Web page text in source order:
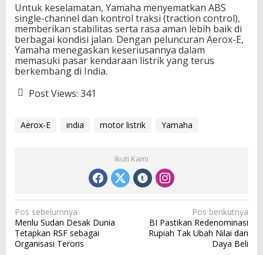
Untuk keselamatan, Yamaha menyematkan ABS
single-channel dan kontrol traksi (traction control),
memberikan stabilitas serta rasa aman lebih baik di
berbagai kondisi jalan. Dengan peluncuran Aerox-E,
Yamaha menegaskan keseriusannya dalam
memasuki pasar kendaraan listrik yang terus
berkembang di India.
Post Views: 341
Aerox-E india motor listrik Yamaha
Ikuti Kami
N
a
v
Pos sebelumnya
Menlu Sudan Desak Dunia
Tetapkan RSF sebagai
Organisasi Teroris
Pos berikutnya
BI Pastikan Redenominasi
Rupiah Tak Ubah Nilai dan
Daya Beli